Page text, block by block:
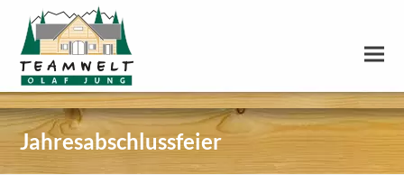
Jahresabschlussfeier